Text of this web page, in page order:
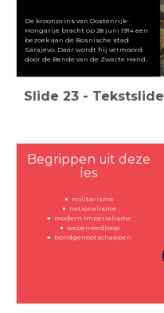
De kroonprins van Oostenrijk-
Hongarije bracht op 28 juni 1914 een
bezoek aan de Bosnische stad
Sarajevo. Daar wordt hij vermoord
door de Bende van de Zwarte Hand.
Slide 23 - Tekstslide
Begrippen uit deze
les
militarisme
nationalisme
modern imperialisme
wapenwedloop
bondgenootschappen